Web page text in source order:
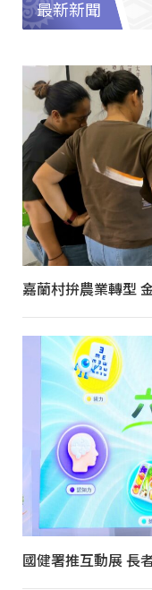
最新新聞
嘉蘭村拚農業轉型
國健署推互動展 長